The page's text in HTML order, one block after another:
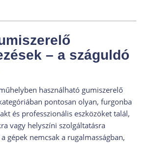
– a száguldó
használható gumiszerelő
pontosan olyan, furgonba
és professzionális eszközöket talál,
vagy helyszíni szolgáltatásra
gépek nemcsak a rugalmasságban,